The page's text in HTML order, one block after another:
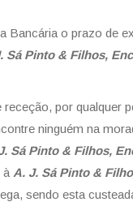
o prazo de
Sá Pinto & Filhos,
por
ninguém na
Sá Pinto & Filhos,
à A. J. Sá Pinto &
sendo esta